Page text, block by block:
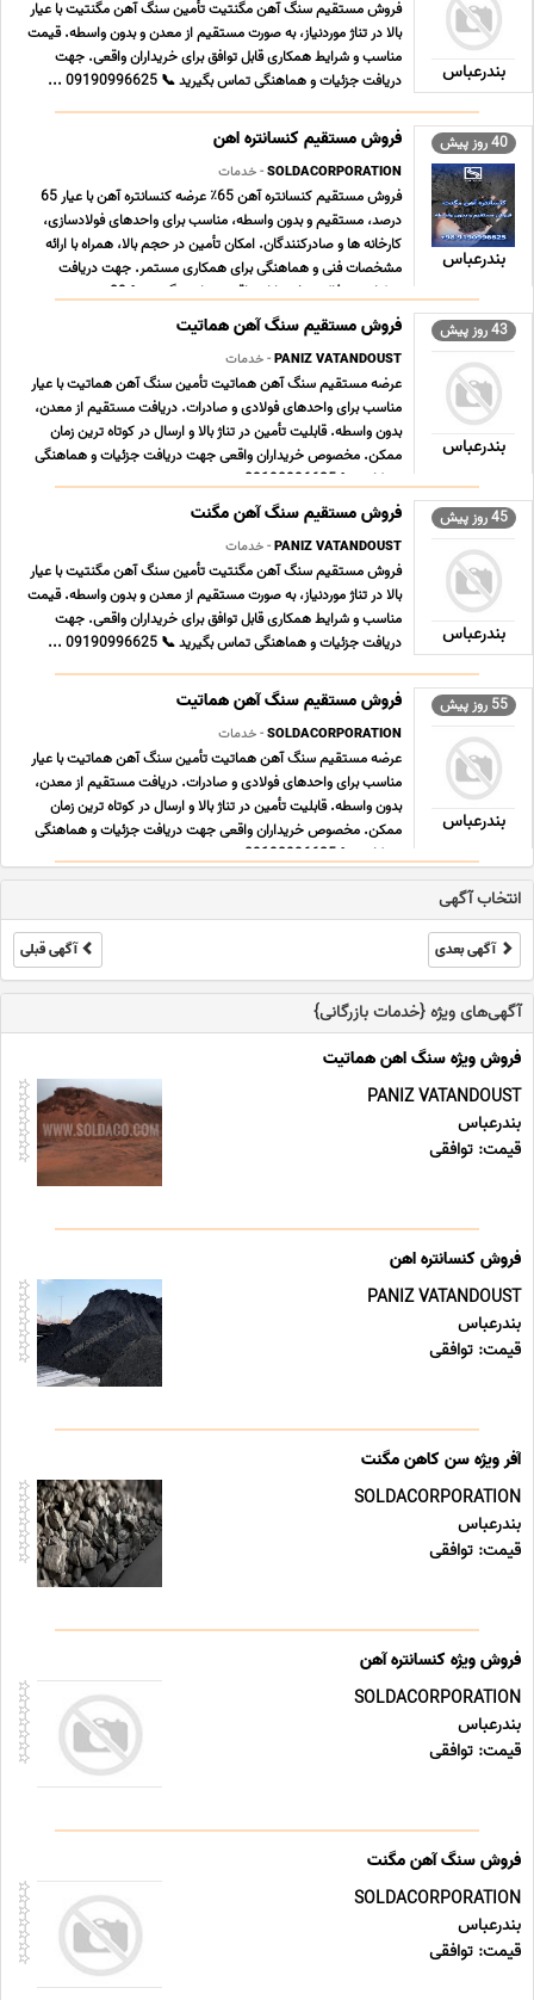
بندرعباس
فروش مستقیم سنگ آهن مگنتیت تأمین سنگ آهن مگنتیت با عیار
بالا در تناژ موردنیاز، به صورت مستقیم از معدن و بدون واسطه. قیمت
مناسب و شرایط همکاری قابل توافق برای خریداران واقعی. جهت
دریافت جزئیات و هماهنگی تماس بگیرید 📞 09190996625 ...
40 روز پیش
بندرعباس
فروش مستقیم کنسانتره اهن
SOLDACORPORATION- خدمات
فروش مستقیم کنسانتره آهن 65٪ عرضه کنسانتره آهن با عیار 65
درصد، مستقیم و بدون واسطه، مناسب برای واحدهای فولادسازی،
کارخانه ها و صادرکنندگان. امکان تأمین در حجم بالا، همراه با ارائه
مشخصات فنی و هماهنگی برای همکاری مستمر. جهت دریافت
جزئیات و مذاکره، خریداران واقعی تماس بگیرند 📞 09 ... ...
43 روز پیش
بندرعباس
فروش مستقیم سنگ آهن هماتیت
PANIZ VATANDOUST- خدمات
عرضه مستقیم سنگ آهن هماتیت تأمین سنگ آهن هماتیت با عیار
مناسب برای واحدهای فولادی و صادرات. دریافت مستقیم از معدن،
بدون واسطه. قابلیت تأمین در تناژ بالا و ارسال در کوتاه ترین زمان
ممکن. مخصوص خریداران واقعی جهت دریافت جزئیات و هماهنگی
همکاری 📞 09190996625 ...
45 روز پیش
بندرعباس
فروش مستقیم سنگ آهن مگنت
PANIZ VATANDOUST- خدمات
فروش مستقیم سنگ آهن مگنتیت تأمین سنگ آهن مگنتیت با عیار
بالا در تناژ موردنیاز، به صورت مستقیم از معدن و بدون واسطه. قیمت
مناسب و شرایط همکاری قابل توافق برای خریداران واقعی. جهت
دریافت جزئیات و هماهنگی تماس بگیرید 📞 09190996625 ...
55 روز پیش
بندرعباس
فروش مستقیم سنگ آهن هماتیت
SOLDACORPORATION- خدمات
عرضه مستقیم سنگ آهن هماتیت تأمین سنگ آهن هماتیت با عیار
مناسب برای واحدهای فولادی و صادرات. دریافت مستقیم از معدن،
بدون واسطه. قابلیت تأمین در تناژ بالا و ارسال در کوتاه ترین زمان
ممکن. مخصوص خریداران واقعی جهت دریافت جزئیات و هماهنگی
همکاری 📞 09190996625 ...
انتخاب آگهی
آگهی بعدی آگهی قبلی
آگهی‌های ویژه {خدمات بازرگانی}
فروش ویژه سنگ اهن هماتیت
PANIZ VATANDOUST
بندرعباس
قیمت: توافقی
فروش کنسانتره اهن
PANIZ VATANDOUST
بندرعباس
قیمت: توافقی
آفر ویژه سن کاهن مگنت
SOLDACORPORATION
بندرعباس
قیمت: توافقی
فروش ویژه کنسانتره آهن
SOLDACORPORATION
بندرعباس
قیمت: توافقی
فروش سنگ آهن مگنت
SOLDACORPORATION
بندرعباس
قیمت: توافقی